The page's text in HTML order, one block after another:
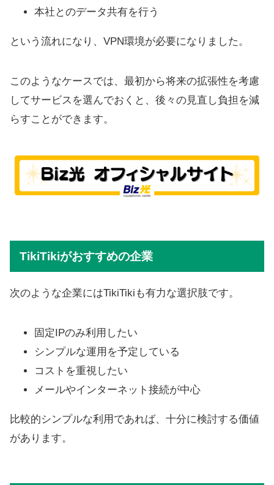
本社とのデータ共有を行う
という流れになり、VPN環境が必要になりました。
このようなケースでは、最初から将来の拡張性を考慮
してサービスを選んでおくと、後々の見直し負担を減
らすことができます。
TikiTikiがおすすめの企業
次のような企業にはTikiTikiも有力な選択肢です。
固定IPのみ利用したい
シンプルな運用を予定している
コストを重視したい
メールやインターネット接続が中心
比較的シンプルな利用であれば、十分に検討する価値
があります。